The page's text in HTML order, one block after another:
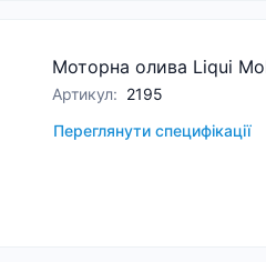
Моторна олива Liqui
Артикул: 2195
Переглянути специфікації